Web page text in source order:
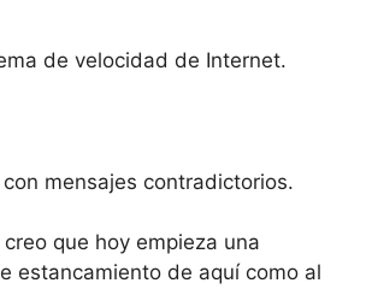
de velocidad de Internet.
mensajes contradictorios.
que hoy empieza una
estancamiento de aquí como al